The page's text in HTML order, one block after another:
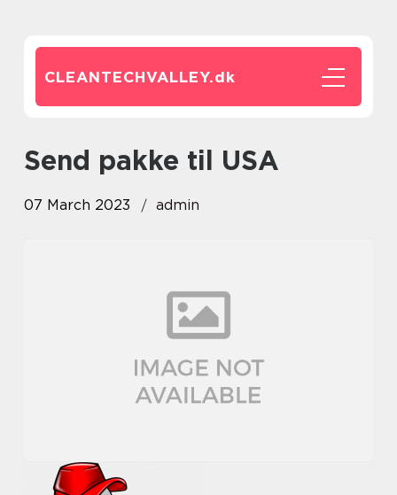
CLEANTECHVALLEY.dk
Send pakke til USA
07 March 2023 admin